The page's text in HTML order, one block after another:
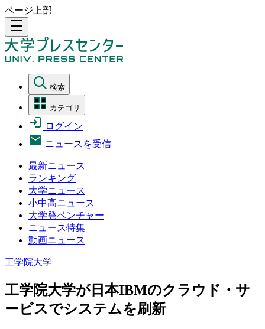
ページ上部
density_medium
検索
カテゴリ
ログイン
ニュースを受信
最新ニュース
ランキング
大学ニュース
小中高ニュース
大学発ベンチャー
ニュース特集
動画ニュース
工学院大学
工学院大学が日本IBMのクラウド・サ
ービスでシステムを刷新